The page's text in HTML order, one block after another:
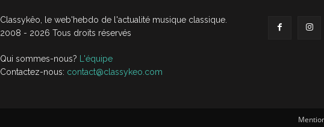
Classykêo, le web'hebdo de l'actualité musique classique.
2008 - 2026 Tous droits réservés
Qui sommes-nous?
L'équipe
Contactez-nous: contact@classykeo.com